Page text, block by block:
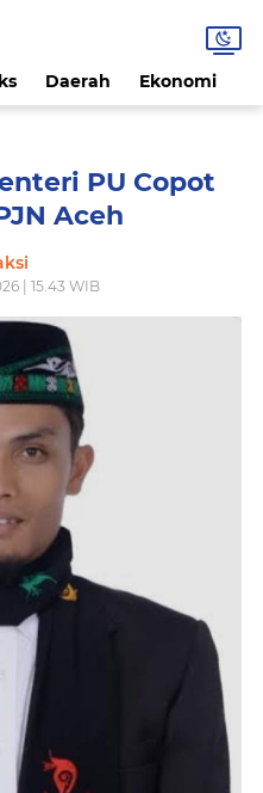
Daerah Ekonomi
PU Copot
Aceh
| 15.43 WIB